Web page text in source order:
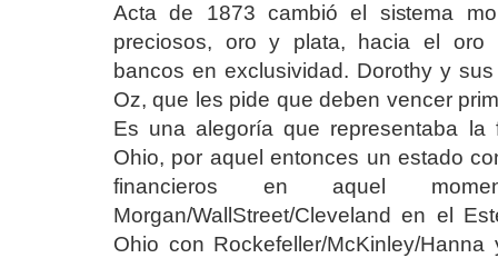
Acta de 1873 cambió el sistema
preciosos, oro y plata, hacia el oro
bancos en exclusividad. Dorothy y
Oz, que les pide que deben vencer
Es una alegoría que representaba la
Ohio, por aquel entonces un estado
financieros en aquel
Morgan/WallStreet/Cleveland en el
Ohio con Rockefeller/McKinley/